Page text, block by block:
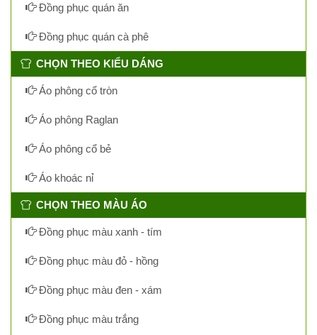
Đồng phục quán ăn
Đồng phục quán cà phê
CHỌN THEO KIỂU DÁNG
Áo phông cổ tròn
Áo phông Raglan
Áo phông cổ bẻ
Áo khoác nỉ
CHỌN THEO MÀU ÁO
Đồng phục màu xanh - tím
Đồng phục màu đỏ - hồng
Đồng phục màu đen - xám
Đồng phục màu trắng